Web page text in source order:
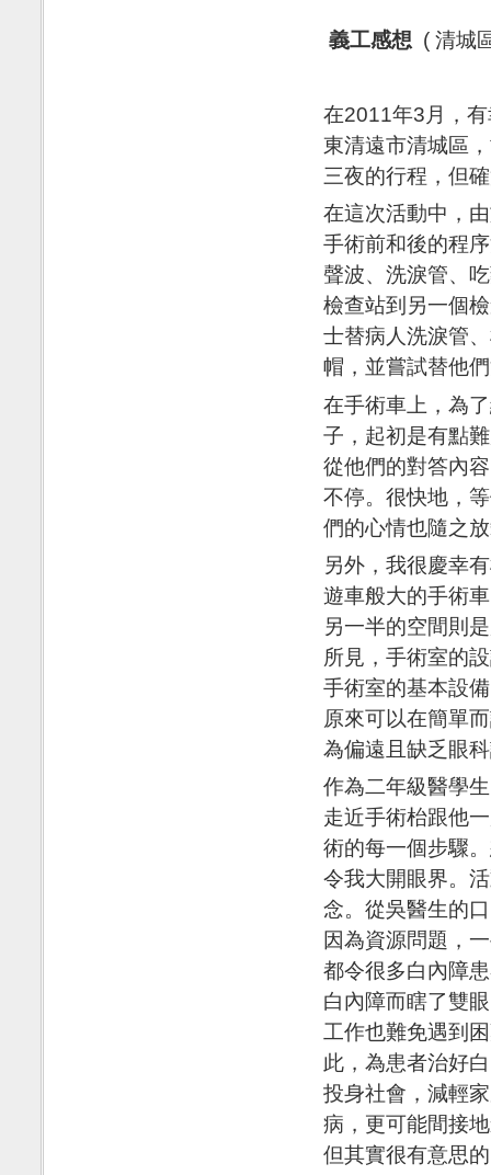
義工感想 ( 清城
在2011年3月，
東清遠市清城區
三夜的行程，但
在這次活動中，
手術前和後的程
聲波、洗淚管、
檢查站到另一個
士替病人洗淚管
帽，並嘗試替他
在手術車上，為
子，起初是有點
從他們的對答內
不停。很快地，
們的心情也隨之
另外，我很慶幸
遊車般大的手術
另一半的空間則
所見，手術室的
手術室的基本設
原來可以在簡單
為偏遠且缺乏眼
作為二年級醫學
走近手術枱跟他
術的每一個步驟
令我大開眼界。
念。從吳醫生的
因為資源問題，
都令很多白內障
白內障而瞎了雙
工作也難免遇到
此，為患者治好
投身社會，減輕
病，更可能間接
但其實很有意思的